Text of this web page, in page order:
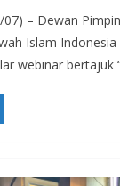
– Dewan
Islam Indonesia
webinar bertajuk